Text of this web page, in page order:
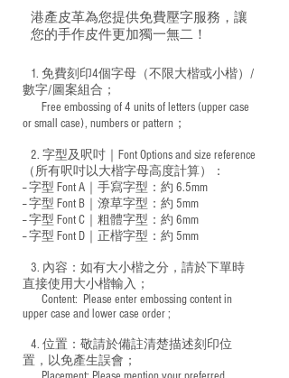
港產皮革為您提供免費壓字服務，讓
您的手作皮件更加獨一無二！
1. 免費刻印4個字母（不限大楷或小楷）/
數字/圖案組合；
Free embossing of 4 units of letters (upper case
or small case), numbers or pattern；
2. 字型及呎吋｜ Font Options and size reference
（所有呎吋以大楷字母高度計算）：
-- 字型 Font A｜手寫字型：約 6.5mm
-- 字型 Font B｜潦草字型： 約 5mm
-- 字型 Font C｜粗體字型：約 6mm
-- 字型 Font D｜正楷字型： 約 5mm
3. 內容：如有大小楷之分，請於下單時
直接使用大小楷輸入；
​ Content: Please enter embossing content in
upper case and lower case order ;
4. 位置：敬請於備註清楚描述刻印位
置，以免產生誤會；